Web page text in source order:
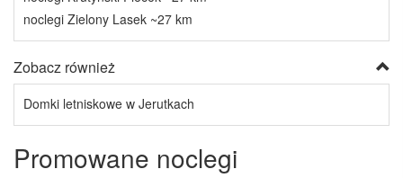
noclegi Zielony Lasek ~27 km
Zobacz również
Domki letniskowe w Jerutkach
Promowane noclegi